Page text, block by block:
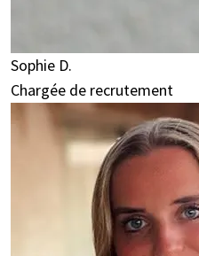
Sophie D.
Chargée de recrutement